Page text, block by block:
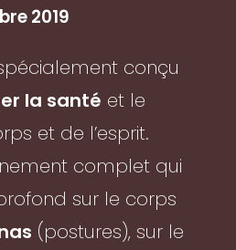
2019
conçu
la santé et le
et de l’esprit.
complet qui
sur le corps
(postures), sur le